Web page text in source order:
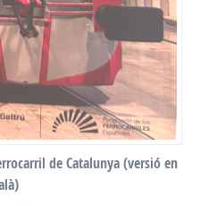
de Catalunya (versió en